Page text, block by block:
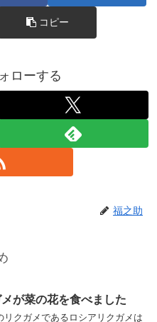
コピー
ローする
福之助
メが菜の花を食べました
リクガメであるロシアリクガメは